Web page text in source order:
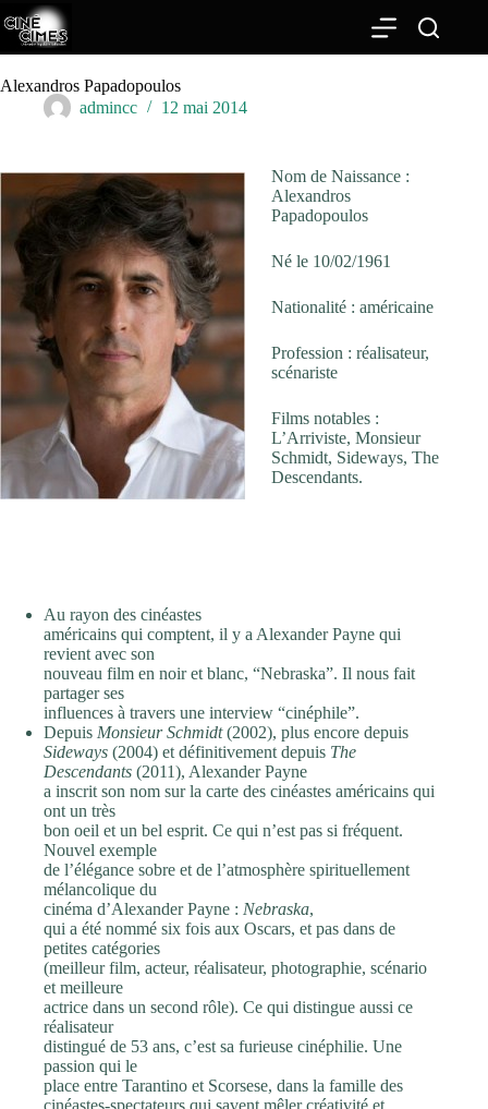
Passer
au
contenu
Alexandros Papadopoulos
admincc
12 mai 2014
Nom de Naissance :
Alexandros
Papadopoulos
Né le 10/02/1961
Nationalité : américaine
Profession : réalisateur,
scénariste
Films notables :
L’Arriviste, Monsieur
Schmidt, Sideways, The
Descendants.
Au rayon des cinéastes
américains qui comptent, il y a Alexander Payne qui
revient avec son
nouveau film en noir et blanc, “Nebraska”. Il nous fait
partager ses
influences à travers une interview “cinéphile”.
Depuis Monsieur Schmidt(2002), plus encore depuis
Sideways (2004) et définitivement depuis The
Descendants (2011), Alexander Payne
a inscrit son nom sur la carte des cinéastes américains qui
ont un très
bon oeil et un bel esprit. Ce qui n’est pas si fréquent.
Nouvel exemple
de l’élégance sobre et de l’atmosphère spirituellement
mélancolique du
cinéma d’Alexander Payne : Nebraska,
qui a été nommé six fois aux Oscars, et pas dans de
petites catégories
(meilleur film, acteur, réalisateur, photographie, scénario
et meilleure
actrice dans un second rôle). Ce qui distingue aussi ce
réalisateur
distingué de 53 ans, c’est sa furieuse cinéphilie. Une
passion qui le
place entre Tarantino et Scorsese, dans la famille des
cinéastes-spectateurs qui savent mêler créativité et